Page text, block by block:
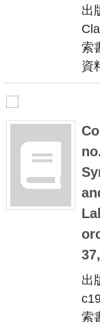
出
索
資
出
索